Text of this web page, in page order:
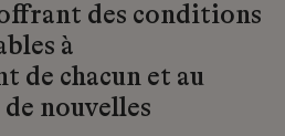
des conditions
à
de chacun et au
nouvelles